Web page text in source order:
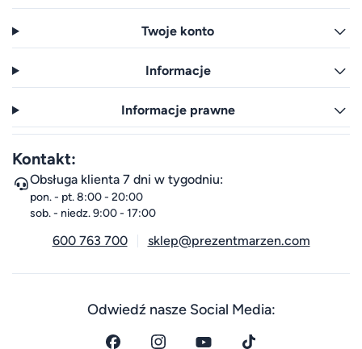
Twoje konto
Informacje
Informacje prawne
Kontakt:
Obsługa klienta 7 dni w tygodniu:
pon. - pt. 8:00 - 20:00
sob. - niedz. 9:00 - 17:00
600 763 700 sklep@prezentmarzen.com
Odwiedź nasze Social Media: